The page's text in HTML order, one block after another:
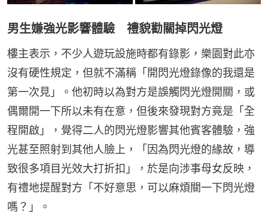
男生嫌強光影響體驗 禮貌勸關掉閃光燈
樓主表示，不少人遊玩設施時都有錄影，樂園對此亦
沒有硬性規定，但就不滿稱「開閃光燈錄像的我還是
第一次見」。他初時以為對方是誤觸閃光燈開關，或
偶爾開一下所以未有在意，但後來發現對方竟是「全
程開啟」，覺得二人的閃光燈影響其他賓客體驗，強
光甚至照射到其他人臉上，「因為閃光燈的緣故，導
致很多項目光效大打折扣」，於是向涉事母女反映，
有禮地提醒對方「不好意思，可以麻煩關一下閃光燈
嗎？」。